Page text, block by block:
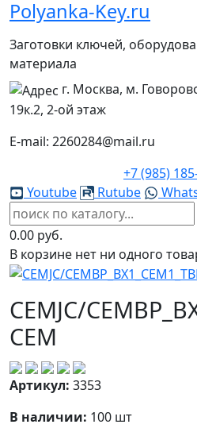
Polyanka-Key.ru
Заготовки ключей,
материала
г. Москва, м.
19к.2, 2-ой этаж
E-mail: 2260284@mail.ru
+7 (985)
Youtube
Rutube
0.00 руб.
В корзине нет ни одного
CEMJC/
CEM
Артикул: 3353
В наличии: 100 шт